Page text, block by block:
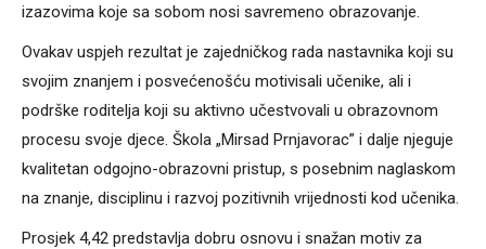
izazovima koje sa sobom nosi savremeno obrazovanje.
Ovakav uspjeh rezultat je zajedničkog rada nastavnika koji su
svojim znanjem i posvećenošću motivisali učenike, ali i
podrške roditelja koji su aktivno učestvovali u obrazovnom
procesu svoje djece. Škola „Mirsad Prnjavorac” i dalje njeguje
kvalitetan odgojno-obrazovni pristup, s posebnim naglaskom
na znanje, disciplinu i razvoj pozitivnih vrijednosti kod učenika.
Prosjek 4,42 predstavlja dobru osnovu i snažan motiv za